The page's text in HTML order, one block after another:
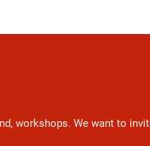
workshops. We want to